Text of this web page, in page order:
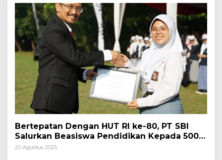
Bertepatan Dengan HUT RI ke-80, PT SBI
Salurkan Beasiswa Pendidikan Kepada 500
Pelajar
20 Agustus 2025